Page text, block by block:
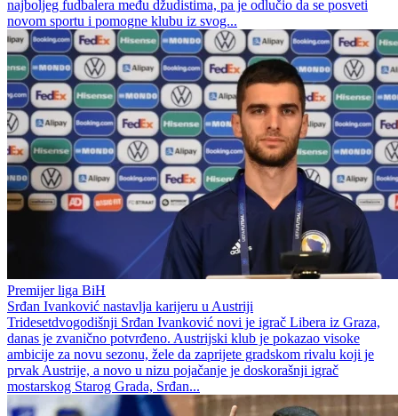
najboljeg fudbalera među džudistima, pa je odlučio da se posveti
novom sportu i pomogne klubu iz svog...
Premijer liga BiH
Srđan Ivanković nastavlja karijeru u Austriji
Tridesetdvogodišnji Srđan Ivanković novi je igrač Libera iz Graza,
danas je zvanično potvrđeno. Austrijski klub je pokazao visoke
ambicije za novu sezonu, žele da zaprijete gradskom rivalu koji je
prvak Austrije, a novo u nizu pojačanje je doskorašnji igrač
mostarskog Starog Grada, Srđan...